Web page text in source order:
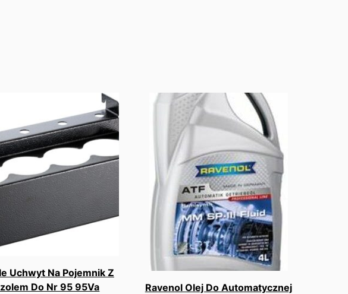
Uchwyt Na Pojemnik Z
Do Nr 95 95Va
Ravenol Olej Do Automatycznej